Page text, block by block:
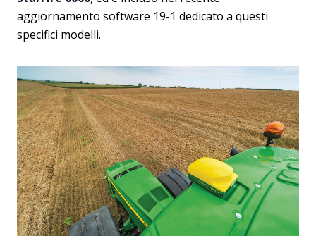
aggiornamento software 19-1 dedicato a questi
specifici modelli.